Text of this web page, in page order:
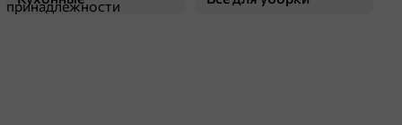
принадлежности